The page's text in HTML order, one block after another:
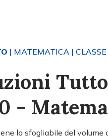
| MATEMATICA | CLASSE
-
lo sfogliabile del volume